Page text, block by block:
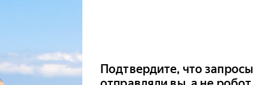
Подтвердите, что запросы